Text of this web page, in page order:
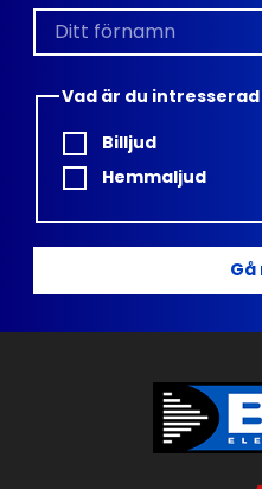
Vad är du intresserad
Billjud
Hemmaljud
Gå